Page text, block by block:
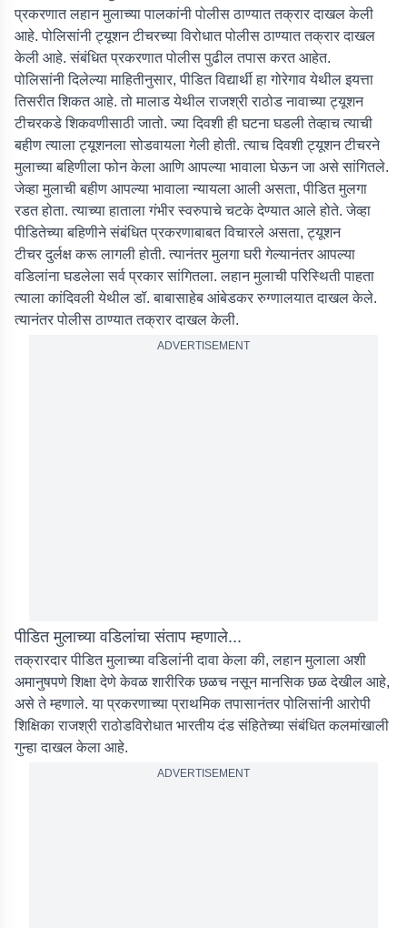
प्रकरणात लहान मुलाच्या पालकांनी पोलीस ठाण्यात तक्रार दाखल केली
आहे. पोलिसांनी ट्यूशन टीचरच्या विरोधात पोलीस ठाण्यात तक्रार दाखल
केली आहे. संबंधित प्रकरणात पोलीस पुढील तपास करत आहेत.
पोलिसांनी दिलेल्या माहितीनुसार, पीडित विद्यार्थी हा गोरेगाव येथील इयत्ता
तिसरीत शिकत आहे. तो मालाड येथील राजश्री राठोड नावाच्या ट्यूशन
टीचरकडे शिकवणीसाठी जातो. ज्या दिवशी ही घटना घडली तेव्हाच त्याची
बहीण त्याला ट्यूशनला सोडवायला गेली होती. त्याच दिवशी ट्यूशन टीचरने
मुलाच्या बहिणीला फोन केला आणि आपल्या भावाला घेऊन जा असे सांगितले.
जेव्हा मुलाची बहीण आपल्या भावाला न्यायला आली असता, पीडित मुलगा
रडत होता. त्याच्या हाताला गंभीर स्वरुपाचे चटके देण्यात आले होते. जेव्हा
पीडितेच्या बहिणीने संबंधित प्रकरणाबाबत विचारले असता, ट्यूशन
टीचर दुर्लक्ष करू लागली होती. त्यानंतर मुलगा घरी गेल्यानंतर आपल्या
वडिलांना घडलेला सर्व प्रकार सांगितला. लहान मुलाची परिस्थिती पाहता
त्याला कांदिवली येथील डॉ. बाबासाहेब आंबेडकर रुग्णालयात दाखल केले.
त्यानंतर पोलीस ठाण्यात तक्रार दाखल केली.
ADVERTISEMENT
पीडित मुलाच्या वडिलांचा संताप म्हणाले...
तक्रारदार पीडित मुलाच्या वडिलांनी दावा केला की, लहान मुलाला अशी
अमानुषपणे शिक्षा देणे केवळ शारीरिक छळच नसून मानसिक छळ देखील आहे,
असे ते म्हणाले. या प्रकरणाच्या प्राथमिक तपासानंतर पोलिसांनी आरोपी
शिक्षिका राजश्री राठोडविरोधात भारतीय दंड संहितेच्या संबंधित कलमांखाली
गुन्हा दाखल केला आहे.
ADVERTISEMENT